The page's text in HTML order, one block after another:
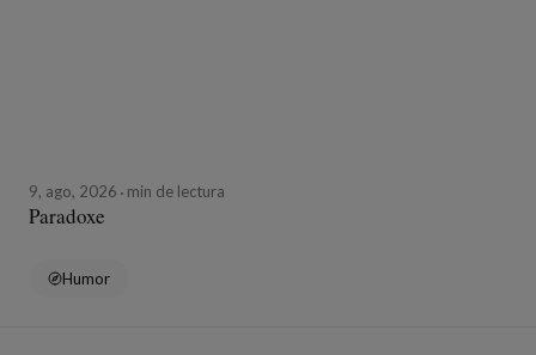
9, ago, 2026 min de lectura
Paradoxe
Humor